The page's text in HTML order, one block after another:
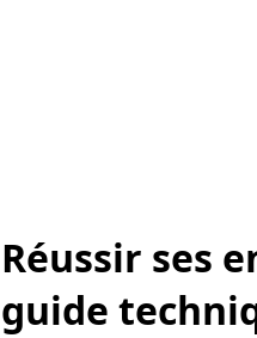
Réussir ses
guide